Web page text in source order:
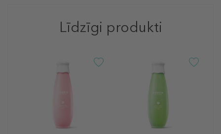
Līdzīgi produkti